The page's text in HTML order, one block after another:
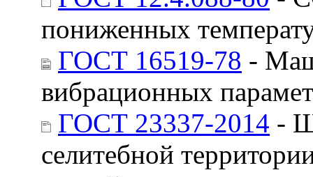
пониженных
ГОСТ 16519-78 -
вибрационных
ГОСТ 23337-2014 -
селитебной